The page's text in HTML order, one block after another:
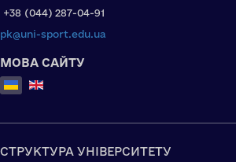
+38 (044) 287-04-91
pk@uni-sport.edu.ua
МОВА САЙТУ
Оберіть свою мову
СТРУКТУРА УНІВЕРСИТЕТУ